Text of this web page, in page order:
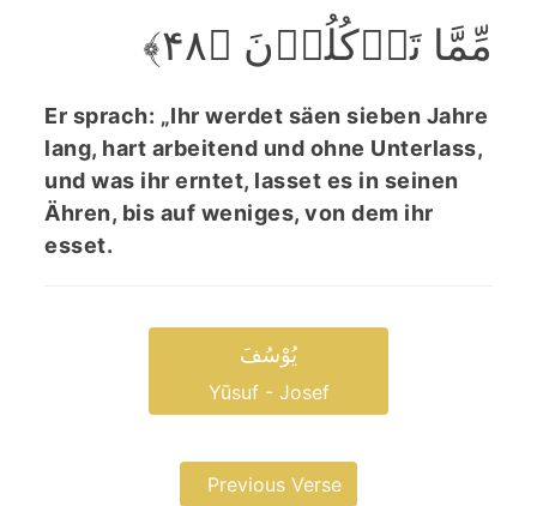
مِّمَّا تَاۡکُلُوۡنَ ﴿۴۸﴾
Er sprach: „Ihr werdet säen sieben Jahre
lang, hart arbeitend und ohne Unterlass,
und was ihr erntet, lasset es in seinen
Ähren, bis auf weniges, von dem ihr
esset.
یُوْسُفَ
Yūsuf - Josef
Previous Verse